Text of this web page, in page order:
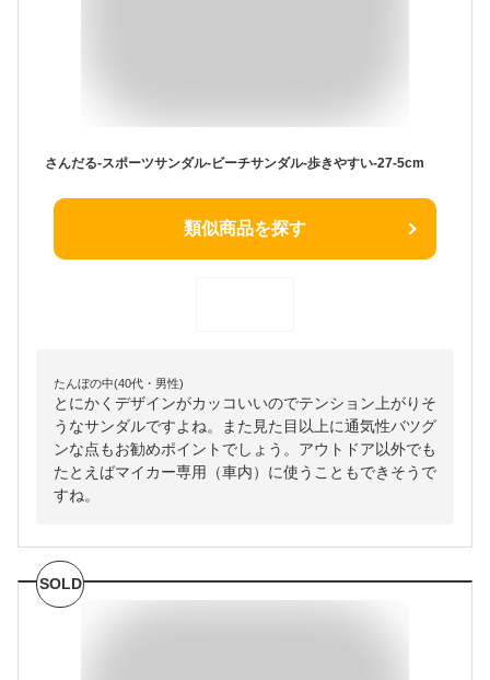
さんだる-スポーツサンダル-ビーチサンダル-歩きやすい-27-5cm
類似商品を探す
たんぼの中(40代・男性)
とにかくデザインがカッコいいのでテンション上がりそ
うなサンダルですよね。また見た目以上に通気性バツグ
ンな点もお勧めポイントでしょう。アウトドア以外でも
たとえばマイカー専用（車内）に使うこともできそうで
すね。
SOLD